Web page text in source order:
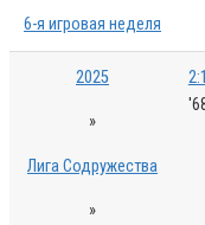
6-я игровая неделя
2025
»
Лига Содружества
»
2:1